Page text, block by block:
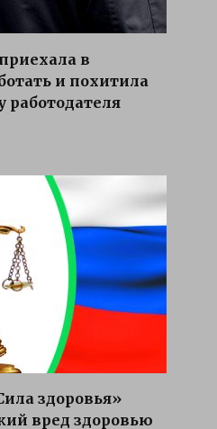
в
и похитила
здоровья»
вред здоровью